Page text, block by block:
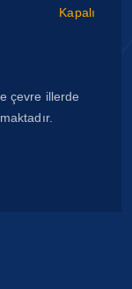
Kapalı
çevre illerde